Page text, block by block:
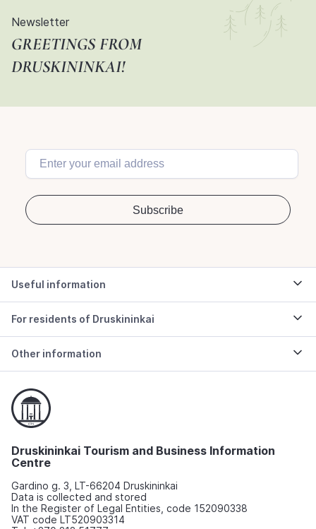
Newsletter
GREETINGS FROM
DRUSKININKAI!
Useful information
For residents of Druskininkai
Other information
Druskininkai Tourism and Business Information
Centre
Gardino g. 3, LT-66204 Druskininkai
Data is collected and stored
In the Register of Legal Entities, code 152090338
VAT code LT520903314